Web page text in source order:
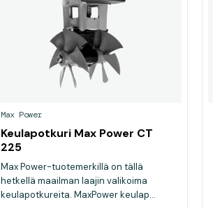
Max Power
Keulapotkuri Max Power CT
225
Max Power-tuotemerkillä on tällä
hetkellä maailman laajin valikoima
keulapotkureita. MaxPower keulap...